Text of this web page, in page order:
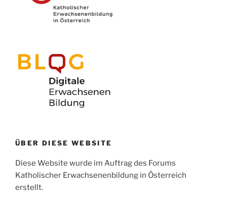
ÜBER DIESE WEBSITE
Diese Website wurde im Auftrag des Forums
Katholischer Erwachsenenbildung in Österreich
erstellt.